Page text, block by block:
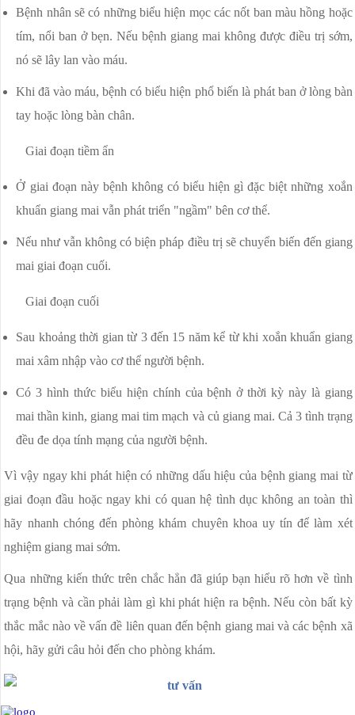
Bệnh nhân sẽ có những biểu hiện mọc các nốt ban màu hồng hoặc
tím, nổi ban ở bẹn. Nếu bệnh giang mai không được điều trị sớm,
nó sẽ lây lan vào máu.
Khi đã vào máu, bệnh có biểu hiện phổ biến là phát ban ở lòng bàn
tay hoặc lòng bàn chân.
Giai đoạn tiềm ẩn
Ở giai đoạn này bệnh không có biểu hiện gì đặc biệt những xoắn
khuẩn giang mai vẫn phát triển "ngầm" bên cơ thể.
Nếu như vẫn không có biện pháp điều trị sẽ chuyển biến đến giang
mai giai đoạn cuối.
Giai đoạn cuối
Sau khoảng thời gian từ 3 đến 15 năm kể từ khi xoắn khuẩn giang
mai xâm nhập vào cơ thể người bệnh.
Có 3 hình thức biểu hiện chính của bệnh ở thời kỳ này là giang
mai thần kinh, giang mai tim mạch và củ giang mai. Cả 3 tình trạng
đều đe dọa tính mạng của người bệnh.
Vì vậy ngay khi phát hiện có những dấu hiệu của bệnh giang mai từ
giai đoạn đầu hoặc ngay khi có quan hệ tình dục không an toàn thì
hãy nhanh chóng đến phòng khám chuyên khoa uy tín để làm xét
nghiệm giang mai sớm.
Qua những kiến thức trên chắc hẳn đã giúp bạn hiểu rõ hơn về tình
trạng bệnh và cần phải làm gì khi phát hiện ra bệnh. Nếu còn bất kỳ
thắc mắc nào về vấn đề liên quan đến bệnh giang mai và các bệnh xã
hội, hãy gửi câu hỏi đến cho phòng khám.